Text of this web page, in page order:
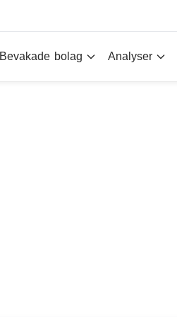
Bevakade bolag Analyser